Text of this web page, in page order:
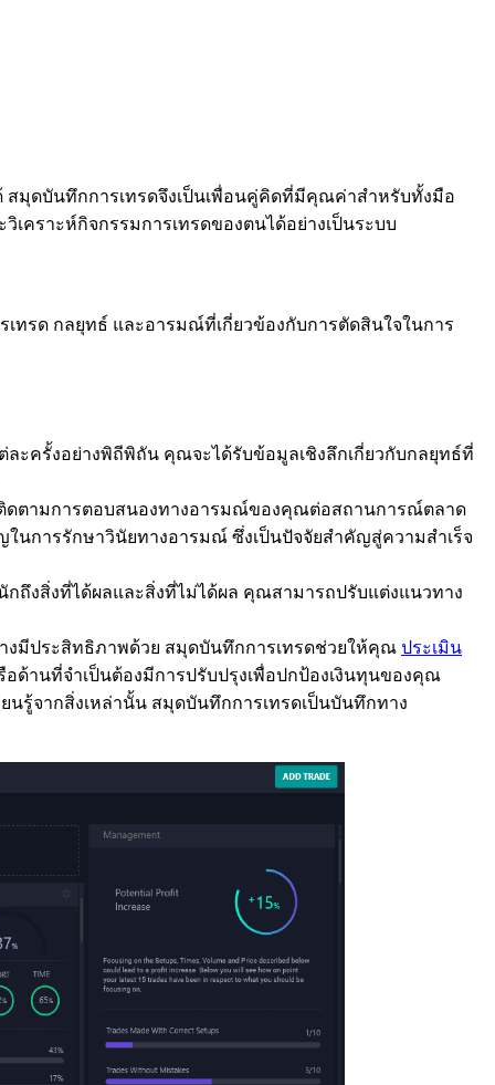
สมุดบันทึกการเทรดจึงเป็นเพื่อนคู่คิดที่มีคุณค่าสำหรับทั้งมือ
คราะห์กิจกรรมการเทรดของตนได้อย่างเป็นระบบ
ทรด กลยุทธ์ และอารมณ์ที่เกี่ยวข้องกับการตัดสินใจในการ
ะครั้งอย่างพิถีพิถัน คุณจะได้รับข้อมูลเชิงลึกเกี่ยวกับกลยุทธ์ที่
ติดตามการตอบสนองทางอารมณ์ของคุณต่อสถานการณ์ตลาด
นการรักษาวินัยทางอารมณ์ ซึ่งเป็นปัจจัยสำคัญสู่ความสำเร็จ
ถึงสิ่งที่ได้ผลและสิ่งที่ไม่ได้ผล คุณสามารถปรับแต่งแนวทาง
างมีประสิทธิภาพด้วย สมุดบันทึกการเทรดช่วยให้คุณ ประเมิน
ด้านที่จำเป็นต้องมีการปรับปรุงเพื่อปกป้องเงินทุนของคุณ
นรู้จากสิ่งเหล่านั้น สมุดบันทึกการเทรดเป็นบันทึกทาง